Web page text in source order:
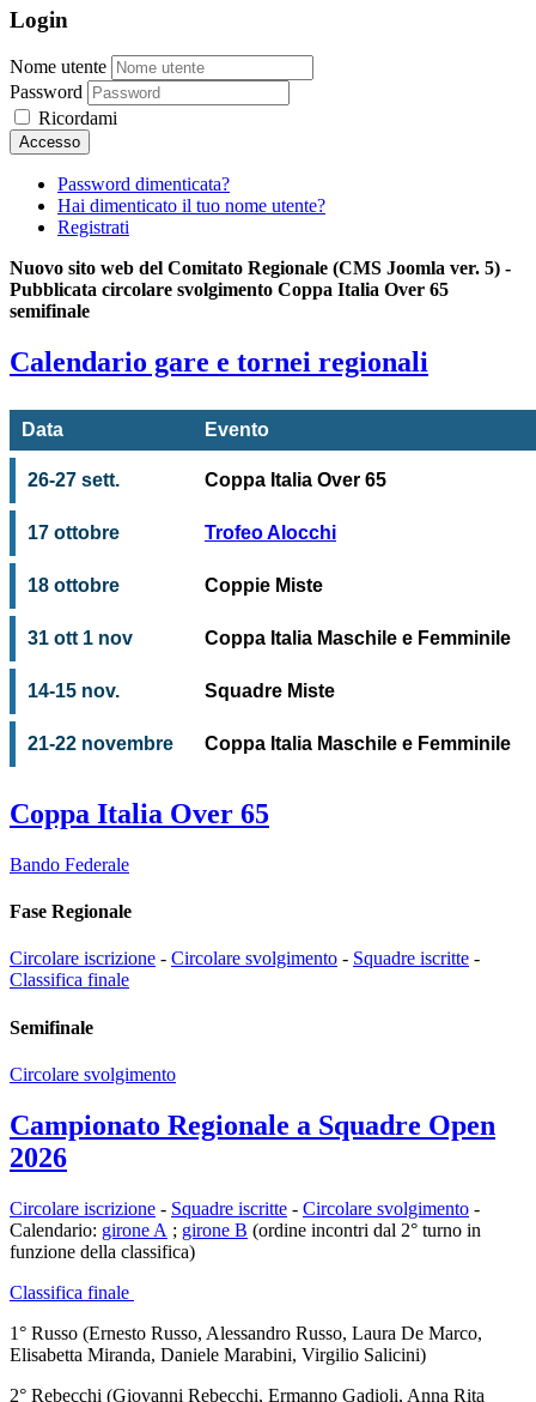
Login
Nome utente
Password
Ricordami
Password dimenticata?
Hai dimenticato il tuo nome utente?
Registrati
Nuovo sito web del Comitato Regionale (CMS Joomla ver. 5) -
Pubblicata circolare svolgimento Coppa Italia Over 65
semifinale
Calendario gare e tornei regionali
Data Evento
26-27 sett. Coppa Italia Over 65
17 ottobre Trofeo Alocchi
18 ottobre Coppie Miste
31 ott 1 nov Coppa Italia Maschile e Femminile
14-15 nov. Squadre Miste
21-22 novembre Coppa Italia Maschile e Femminile
Coppa Italia Over 65
Bando Federale
Fase Regionale
Circolare iscrizione - Circolare svolgimento - Squadre iscritte -
Classifica finale
Semifinale
Circolare svolgimento
Campionato Regionale a Squadre Open
2026
Circolare iscrizione - Squadre iscritte - Circolare svolgimento -
Calendario: girone A ; girone B (ordine incontri dal 2° turno in
funzione della classifica)
Classifica finale
1° Russo (Ernesto Russo, Alessandro Russo, Laura De Marco,
Elisabetta Miranda, Daniele Marabini, Virgilio Salicini)
2° Rebecchi (Giovanni Rebecchi, Ermanno Gadioli, Anna Rita